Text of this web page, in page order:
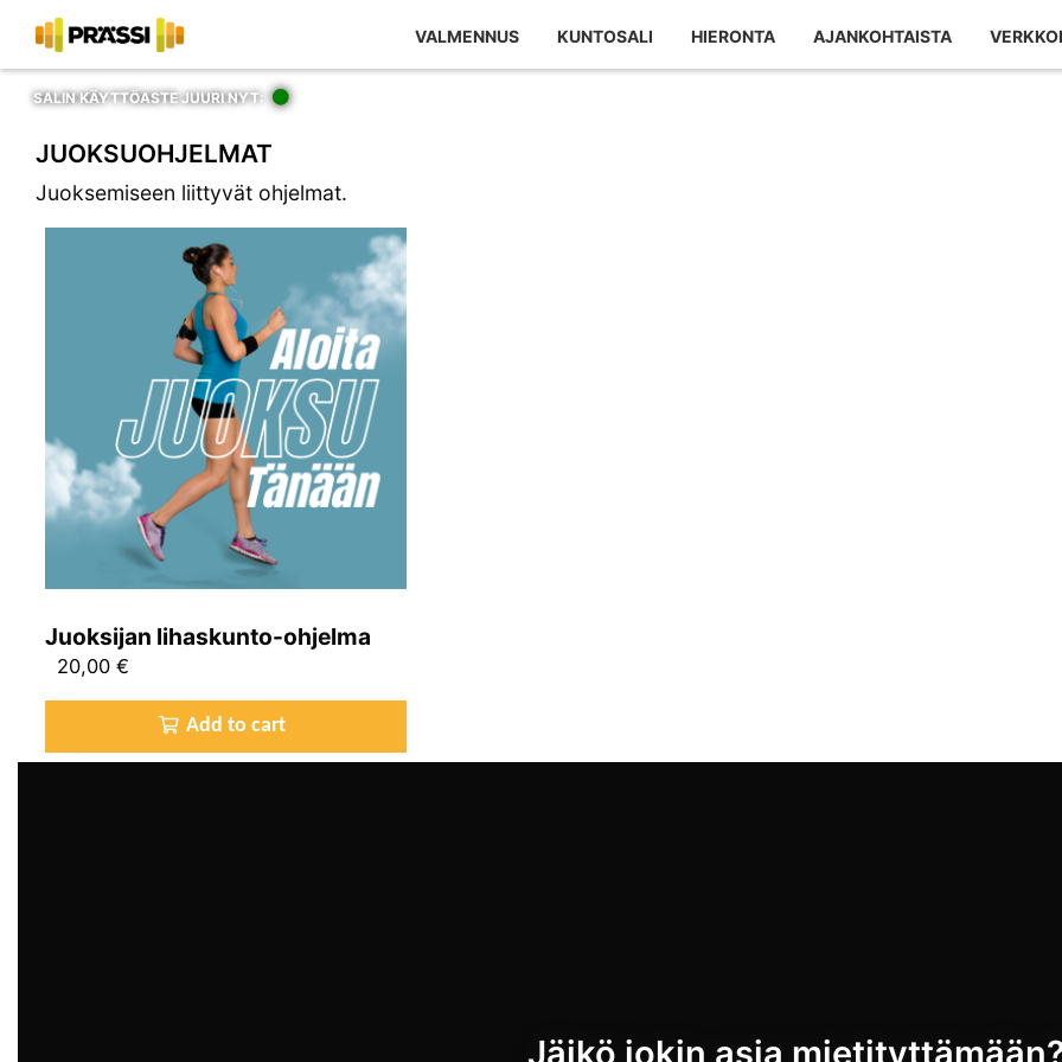
VALMENNUS KUNTOSALI HIERONTA AJANKOHTAISTA
SALIN KÄYTTÖASTE JUURI NYT:
Kaupan sisältö
JUOKSUOHJELMAT
Juoksemiseen liittyvät ohjelmat.
Juoksijan lihaskunto-ohjelma
20,00 €
Add to cart
Jäikö jokin asia